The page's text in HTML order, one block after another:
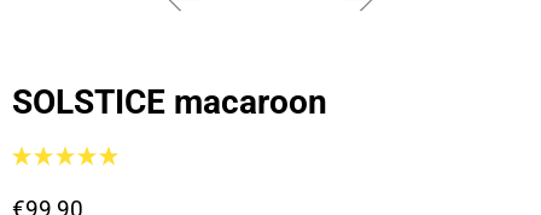
SOLSTICE macaroon